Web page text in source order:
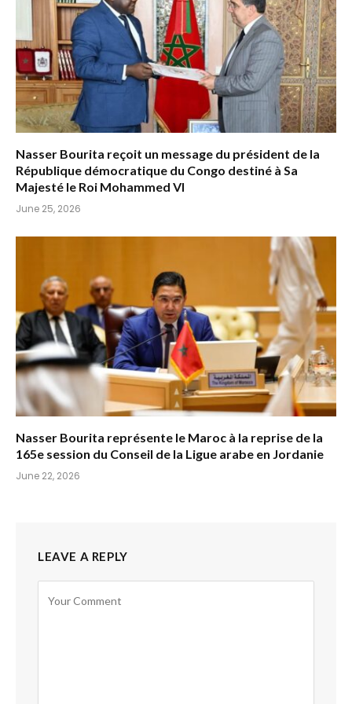
Nasser Bourita reçoit un message du président de la
République démocratique du Congo destiné à Sa
Majesté le Roi Mohammed VI
June 25, 2026
Nasser Bourita représente le Maroc à la reprise de la
165e session du Conseil de la Ligue arabe en Jordanie
June 22, 2026
LEAVE A REPLY